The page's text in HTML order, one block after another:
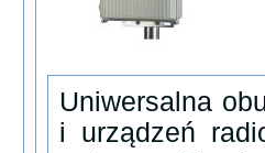
Uniwersalna
i urządzeń